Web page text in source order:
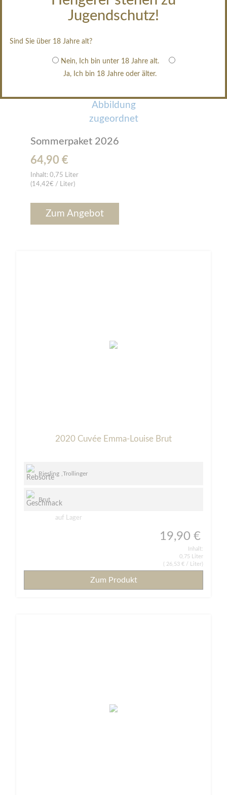
Jugendschutz!
Sind Sie über 18 Jahre alt?
Nein, Ich bin unter 18 Jahre alt.
Ja, Ich bin 18 Jahre oder älter.
Sortiert nach Produktpreis -/+
Sommerpaket 2026
64,90 €
Inhalt: 0,75 Liter
(14,42€ / Liter)
Zum Angebot
2020 Cuvée Emma-Louise Brut
Riesling Trollinger
Brut
auf Lager
19,90 €
Inhalt:
0,75 Liter
26,53 € / Liter)
Zum Produkt